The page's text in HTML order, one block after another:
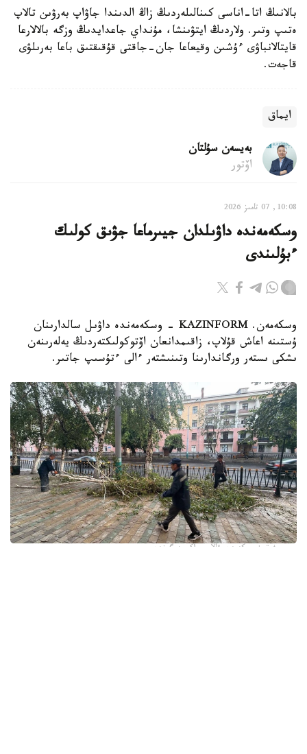
بالانىڭ اتا-اناسى كىنالىلەردىڭ زاڭ الدىندا جاۋاپ بەرۋىن تالاپ
ەتىپ وتىر. ولاردىڭ ايتۋىنشا، مۇنداي جاعدايدىڭ وزگە بالالارعا
قايتالانباۋى ءۇشىن وقيعاعا جان-جاقتى قۇقىقتىق باعا بەرىلۋى
قاجەت.
ايماق
بەيسەن سۇلتان
اۆتور
10:08, 07 تامىز 2026
وسكەمەندە داۋىلدان جيىرماعا جۋىق كولىك
ءبۇلىندى
وسكەمەن. KAZINFORM - وسكەمەندە داۋىل سالدارىنان
ۇستىنە اعاش قۇلاپ، زاقىمدانعان اۆتوكولىكتەردىڭ يەلەرىنەن
ىشكى ىستەر ورگاندارىنا وتىنىشتەر ءالى ءتۇسىپ جاتىر.
فوتو: وسكەمەن قالاسى اكىمدىگىنەن